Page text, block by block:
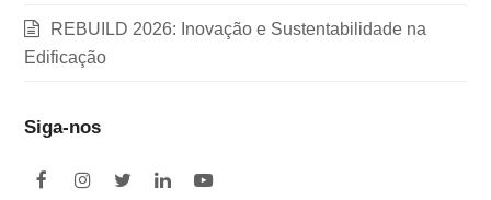
REBUILD 2026: Inovação e Sustentabilidade na
Edificação
Siga-nos
F
I
T
L
Y